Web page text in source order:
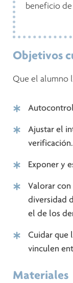
beneficio
Objetivos
Que el alumno
Ajustar el
verificación.
Exponer y
Valorar
diversidad
el de los
Cuidar que
vinculen
Materiales